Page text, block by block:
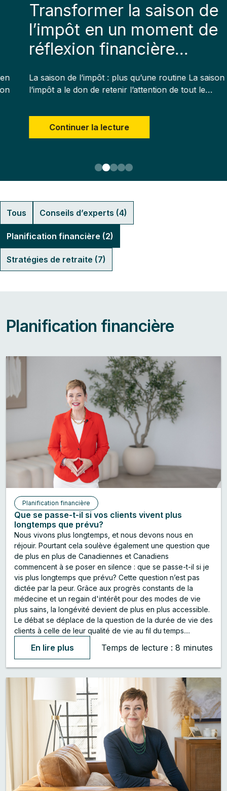
la saison de
en un moment de
financière
l’impôt : plus qu’une routine La saison de
don de retenir l’attention de tout le…
la lecture
La retraite
Tous Conseils d’experts (4)
Planification financière (2)
Stratégies de retraite (7)
Planification financière
Planification financière
Que se passe-t-il si vos clients vivent plus
longtemps que prévu?
Nous vivons plus longtemps, et nous devons nous en
réjouir. Pourtant cela soulève également une question que
de plus en plus de Canadiennes et Canadiens
commencent à se poser en silence : que se passe-t-il si je
vis plus longtemps que prévu? Cette question n’est pas
dictée par la peur. Grâce aux progrès constants de la
médecine et un regain d'intérêt pour des modes de vie
plus sains, la longévité devient de plus en plus accessible.
Le débat se déplace de la question de la durée de vie des
clients à celle de leur qualité de vie au fil du temps....
En lire plus Temps de lecture : 8 minutes